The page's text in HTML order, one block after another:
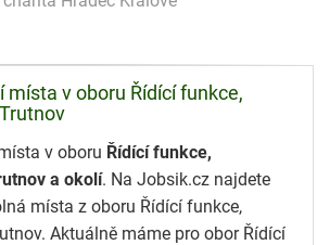
místa v oboru Řídící funkce,
v oboru Řídící funkce,
a okolí. Na Jobsik.cz najdete
místa z oboru Řídící funkce,
Aktuálně máme pro obor Řídící